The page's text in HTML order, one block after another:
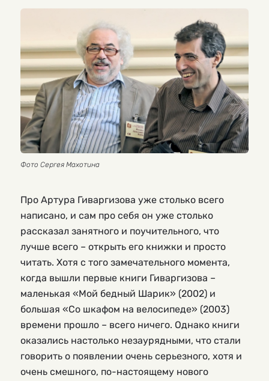
Фото Сергея Махотина
Про Артура Гиваргизова уже столько всего
написано, и сам про себя он уже столько
рассказал занятного и поучительного, что
лучше всего – открыть его книжки и просто
читать. Хотя с того замечательного момента,
когда вышли первые книги Гиваргизова –
маленькая «Мой бедный Шарик» (2002) и
большая «Со шкафом на велосипеде» (2003)
времени прошло – всего ничего. Однако книги
оказались настолько незаурядными, что стали
говорить о появлении очень серьезного, хотя и
очень смешного, по-настоящему нового